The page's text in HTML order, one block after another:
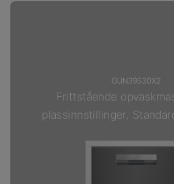
GUN39S30X2
Frittstående
plassinnstillinger,